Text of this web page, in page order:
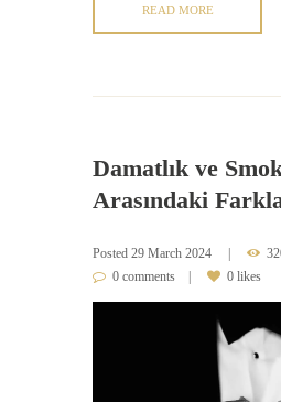
READ MORE
Damatlık ve
Arasındaki
Posted 29 March 2024
0 comments
0 likes